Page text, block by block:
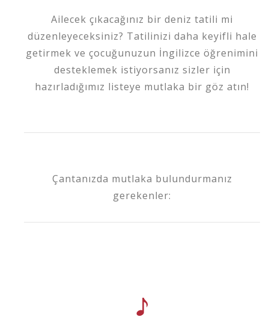
Ailecek çıkacağınız bir deniz tatili mi
düzenleyeceksiniz? Tatilinizi daha keyifli hale
getirmek ve çocuğunuzun İngilizce öğrenimini
desteklemek istiyorsanız sizler için
hazırladığımız listeye mutlaka bir göz atın!
Çantanızda mutlaka bulundurmanız
gerekenler: